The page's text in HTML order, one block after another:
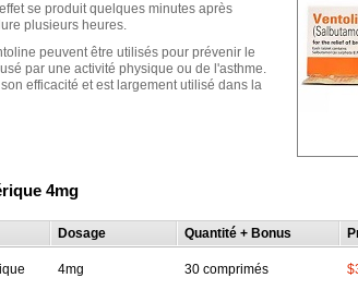
se produit quelques minutes après
plusieurs heures.
peuvent être utilisés pour prévenir le
par une activité physique ou de l'asthme.
efficacité et est largement utilisé dans la
4mg
Dosage Quantité + Bonus
4mg 30 comprimés